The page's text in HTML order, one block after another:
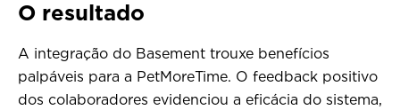
O resultado
A integração do Basement trouxe benefícios
palpáveis para a PetMoreTime. O feedback positivo
dos colaboradores evidenciou a eficácia do sistema,